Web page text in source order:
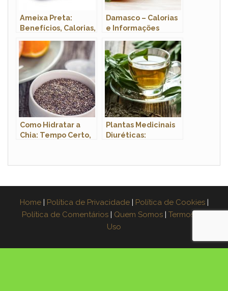
Ameixa Preta:
Benefícios, Calorias,
Características e
Fotos
Damasco – Calorias
e Informações
Fruta
Como Hidratar a
Chia: Tempo Certo,
Plantas Medicinais
Diuréticas:
Home | Política de Privacidade | Política de Cookies |
Política de Comentários | Quem Somos | Termos de
Uso